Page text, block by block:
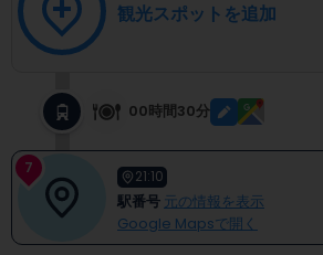
観光スポットを追加
00時間30分
7 21:10
駅番号 元の情報を表示
Google Mapsで開く